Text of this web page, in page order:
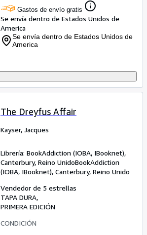
Gastos de envío gratis
Se envía dentro de Estados Unidos de
America
Se envía dentro de Estados Unidos de
America
The Dreyfus Affair
Kayser, Jacques
Librería: BookAddiction (IOBA, IBooknet),
Canterbury, Reino UnidoBookAddiction
(IOBA, IBooknet), Canterbury, Reino Unido
Vendedor de 5 estrellas
TAPA DURA
PRIMERA EDICIÓN
CONDICIÓN